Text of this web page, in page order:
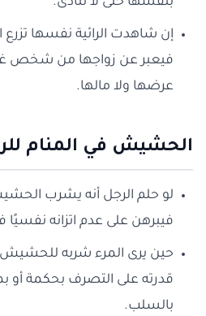
بنفسها حتى لا تتأذى.
إن شاهدت الرائية نفسها
فيعبر عن زواجها من شخص
عرضها ولا مالها.
الحشيش في المنام
لو حلم الرجل أنه يشرب
فيبرهن على عدم اتزانه نفسيًا
حين يرى المرء شربه للحشيش
قدرته على التصرف بحكمة أو
بالسلب.